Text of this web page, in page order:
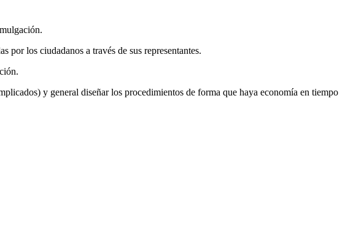
por los ciudadanos a través de sus representantes.
y general diseñar los procedimientos de forma que haya economía en tiempo